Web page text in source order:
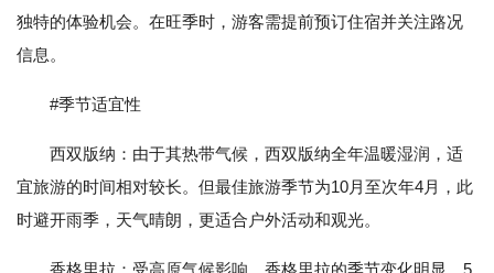
独特的体验机会。在旺季时，游客需提前预订住宿并关注路况
信息。
#季节适宜性
西双版纳：由于其热带气候，西双版纳全年温暖湿润，适
宜旅游的时间相对较长。但最佳旅游季节为10月至次年4月，此
时避开雨季，天气晴朗，更适合户外活动和观光。
香格里拉：受高原气候影响，香格里拉的季节变化明显。5